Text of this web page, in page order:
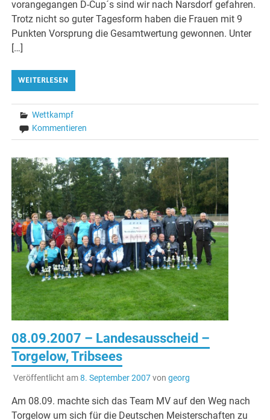
vorangegangen D-Cup´s sind wir nach Narsdorf gefahren.
Trotz nicht so guter Tagesform haben die Frauen mit 9
Punkten Vorsprung die Gesamtwertung gewonnen. Unter
[…]
WEITERLESEN
Wettkampf
Kommentieren
08.09.2007 – Landesausscheid –
Torgelow, Tribsees
Veröffentlicht am8. September 2007von georg
Am 08.09. machte sich das Team MV auf den Weg nach
Torgelow um sich für die Deutschen Meisterschaften zu